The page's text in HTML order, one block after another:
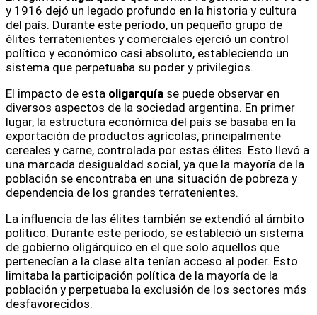
y 1916 dejó un legado profundo en la historia y cultura
del país. Durante este período, un pequeño grupo de
élites terratenientes y comerciales ejerció un control
político y económico casi absoluto, estableciendo un
sistema que perpetuaba su poder y privilegios.
El impacto de esta oligarquía se puede observar en
diversos aspectos de la sociedad argentina. En primer
lugar, la estructura económica del país se basaba en la
exportación de productos agrícolas, principalmente
cereales y carne, controlada por estas élites. Esto llevó a
una marcada desigualdad social, ya que la mayoría de la
población se encontraba en una situación de pobreza y
dependencia de los grandes terratenientes.
La influencia de las élites también se extendió al ámbito
político. Durante este período, se estableció un sistema
de gobierno oligárquico en el que solo aquellos que
pertenecían a la clase alta tenían acceso al poder. Esto
limitaba la participación política de la mayoría de la
población y perpetuaba la exclusión de los sectores más
desfavorecidos.